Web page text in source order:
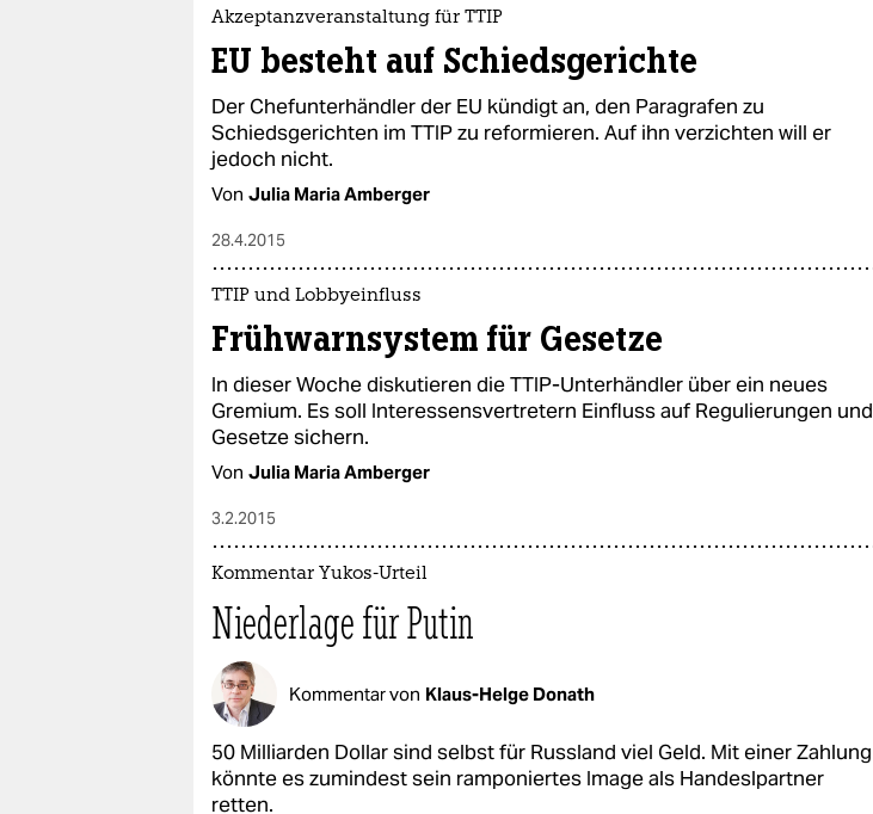
epaper login
Akzeptanzveranstaltung für TTIP
EU besteht auf Schiedsgerichte
Der Chefunterhändler der EU kündigt an, den Paragrafen zu
Schiedsgerichten im TTIP zu reformieren. Auf ihn verzichten will er
jedoch nicht.
Von Julia Maria Amberger
28.4.2015
TTIP und Lobbyeinfluss
Frühwarnsystem für Gesetze
In dieser Woche diskutieren die TTIP-Unterhändler über ein neues
Gremium. Es soll Interessensvertretern Einfluss auf Regulierungen und
Gesetze sichern.
Von Julia Maria Amberger
3.2.2015
Kommentar Yukos-Urteil
Niederlage für Putin
Kommentar von Klaus-Helge Donath
50 Milliarden Dollar sind selbst für Russland viel Geld. Mit einer Zahlung
könnte es zumindest sein ramponiertes Image als Handeslpartner
retten.